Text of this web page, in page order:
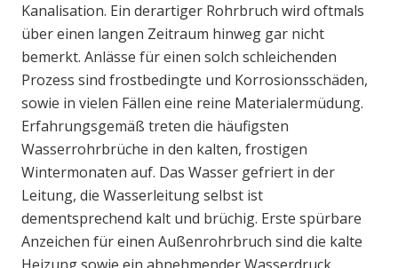
Kanalisation. Ein derartiger Rohrbruch wird oftmals
über einen langen Zeitraum hinweg gar nicht
bemerkt. Anlässe für einen solch schleichenden
Prozess sind frostbedingte und Korrosionsschäden,
sowie in vielen Fällen eine reine Materialermüdung.
Erfahrungsgemäß treten die häufigsten
Wasserrohrbrüche in den kalten, frostigen
Wintermonaten auf. Das Wasser gefriert in der
Leitung, die Wasserleitung selbst ist
dementsprechend kalt und brüchig. Erste spürbare
Anzeichen für einen Außenrohrbruch sind die kalte